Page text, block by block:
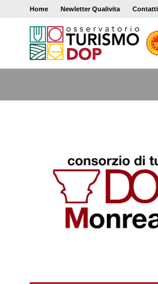
Home Newletter Qualivita Contatti